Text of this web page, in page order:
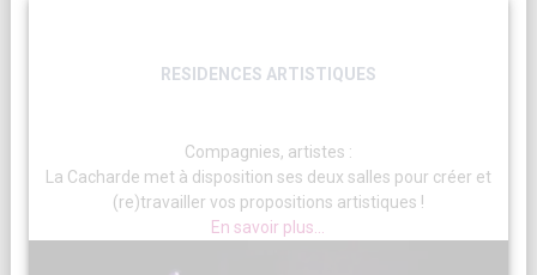
RESIDENCES ARTISTIQUES
Compagnies, artistes :
La Cacharde met à disposition ses deux salles pour créer et
(re)travailler vos propositions artistiques !
En savoir plus...